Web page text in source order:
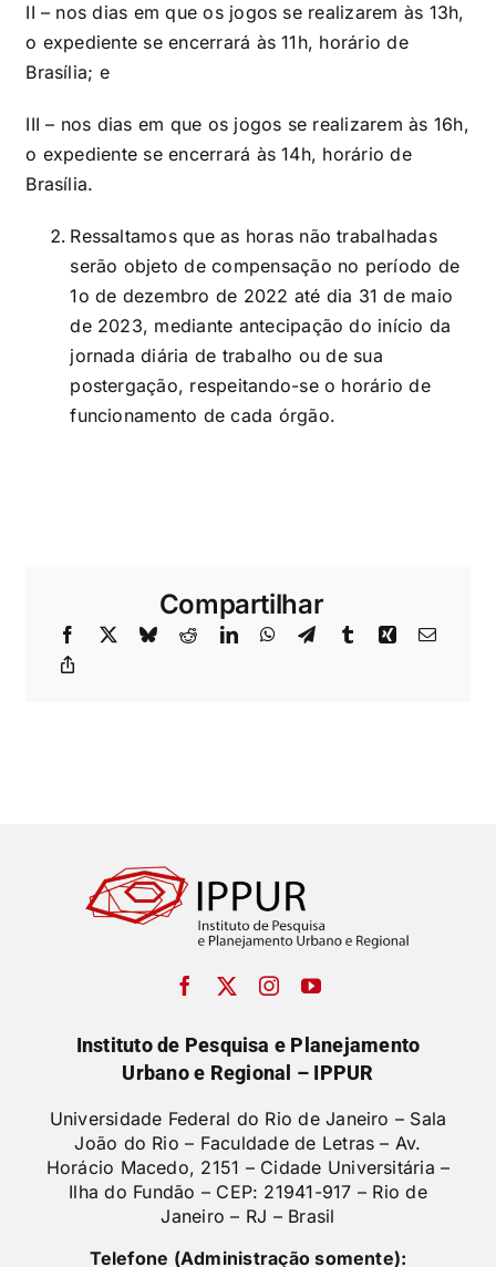
II – nos dias em que os jogos se realizarem às 13h,
o expediente se encerrará às 11h, horário de
Brasília; e
III – nos dias em que os jogos se realizarem às 16h,
o expediente se encerrará às 14h, horário de
Brasília.
Ressaltamos que as horas não trabalhadas
serão objeto de compensação no período de
1o de dezembro de 2022 até dia 31 de maio
de 2023, mediante antecipação do início da
jornada diária de trabalho ou de sua
postergação, respeitando-se o horário de
funcionamento de cada órgão.
Compartilhar
Instituto de Pesquisa e Planejamento
Urbano e Regional – IPPUR
Universidade Federal do Rio de Janeiro – Sala
João do Rio – Faculdade de Letras – Av.
Horácio Macedo, 2151 – Cidade Universitária –
Ilha do Fundão – CEP: 21941-917 – Rio de
Janeiro – RJ – Brasil
Telefone (Administração somente):